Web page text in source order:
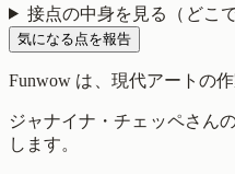
接点の中身を見る（どこ
気になる点を報告
Funwow は、現代アートの
ジャナイナ・チェッペさん
します。